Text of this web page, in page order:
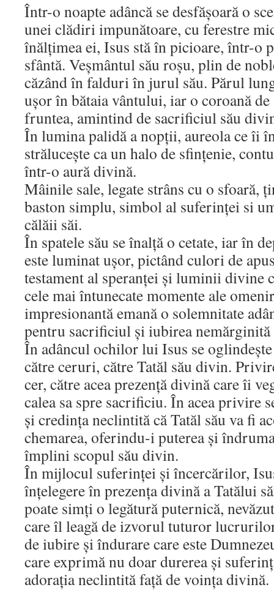
Într-o noapte adâncă se desfășoară o
unei clădiri impunătoare, cu ferestre
înălțimea ei, Isus stă în picioare, într-o
sfântă. Veșmântul său roșu, plin de
căzând în falduri în jurul său. Părul
ușor în bătaia vântului, iar o coroană
fruntea, amintind de sacrificiul său
În lumina palidă a nopții, aureola ce îi
strălucește ca un halo de sfințenie,
într-o aură divină.
Mâinile sale, legate strâns cu o sfoară,
baston simplu, simbol al suferinței si
călăii săi.
În spatele său se înalță o cetate, iar în
este luminat ușor, pictând culori de
testament al speranței și luminii divine
cele mai întunecate momente ale
impresionantă emană o solemnitate
pentru sacrificiul și iubirea
În adâncul ochilor lui Isus se
către ceruri, către Tatăl său divin.
cer, către acea prezență divină care îi
calea sa spre sacrificiu. În acea privire
și credința neclintită că Tatăl său va fi
chemarea, oferindu-i puterea și
împlini scopul său divin.
În mijlocul suferinței și încercărilor,
înțelegere în prezența divină a Tatălui
poate simți o legătură puternică,
care îl leagă de izvorul tuturor
de iubire și îndurare care este
care exprimă nu doar durerea și
adorația neclintită față de voința divină.